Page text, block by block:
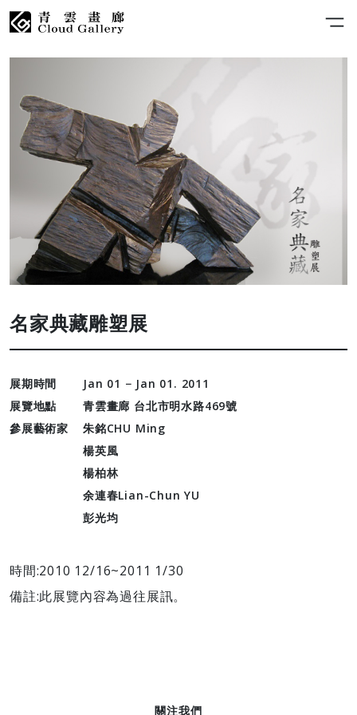
名家典藏雕塑展
展期時間
Jan 01 − Jan 01. 2011
展覽地點
青雲畫廊 台北市明水路469號
參展藝術家
朱銘CHU Ming
楊英風
楊柏林
余連春Lian-Chun YU
彭光均
時間:2010 12/16~2011 1/30
備註:此展覽內容為過往展訊。
關注我們